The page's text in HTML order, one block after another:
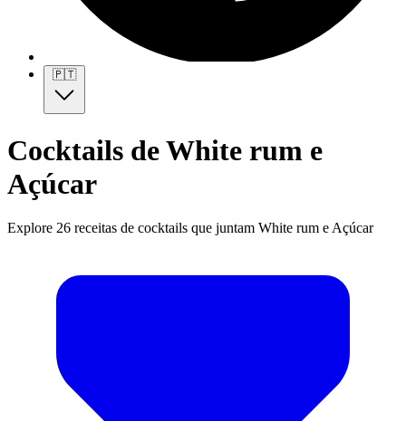
🇵🇹
Cocktails de White rum e
Açúcar
Explore 26 receitas de cocktails que juntam White rum e Açúcar